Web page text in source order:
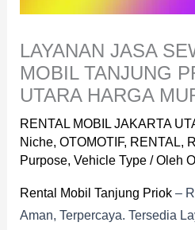
LAYANAN JASA
MOBIL TANJUNG
UTARA HARGA
RENTAL MOBIL JAKARTA
Niche, OTOMOTIF, RENTAL,
Purpose, Vehicle Type/ Oleh
Rental Mobil Tanjung Priok–
Aman, Terpercaya. Tersedia